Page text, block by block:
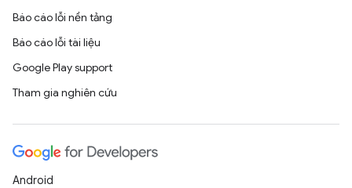
Báo cáo lỗi nền tảng
Báo cáo lỗi tài liệu
Google Play support
Tham gia nghiên cứu
Android